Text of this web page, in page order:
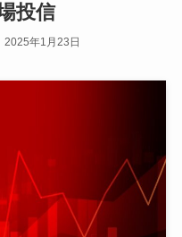
投信
2025年1月23日